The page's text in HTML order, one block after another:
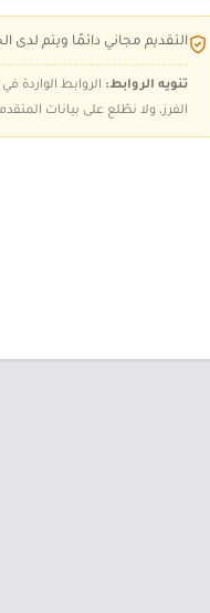
التقديم مجاني دائمًا ويتم لدى
تنويه الروابط: الروابط الواردة
الفرز، ولا نطّلع على بيانات